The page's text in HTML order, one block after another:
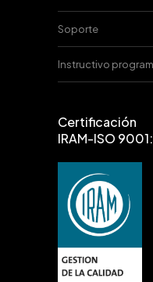
Soporte
Instructivo
Certificación
IRAM-ISO